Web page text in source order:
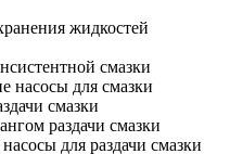
жидкостей
смазки
насосы для смазки
смазки
раздачи смазки
для раздачи смазки